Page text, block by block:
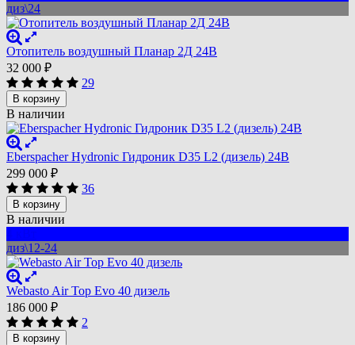
диз\24
Отопитель воздушный Планар 2Д 24В
32 000 ₽
29
В корзину
В наличии
Eberspacher Hydronic Гидроник D35 L2 (дизель) 24В
299 000 ₽
36
В корзину
В наличии
диз\12-24
Webasto Air Top Evo 40 дизель
186 000 ₽
2
В корзину